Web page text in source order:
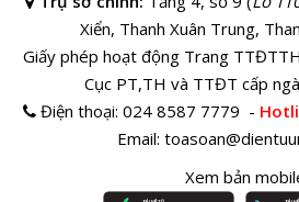
Xiển, Thanh Xuân Trung,
Giấy phép hoạt động Trang
Cục PT,TH và TTĐT cấp
Điện thoại:024 8587 7779 -
Email:
Xem bản